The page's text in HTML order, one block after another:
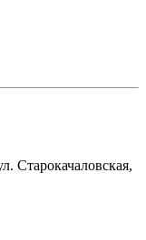
Старокачаловская,